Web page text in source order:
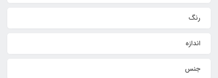
رنگ
اندازه
جنس